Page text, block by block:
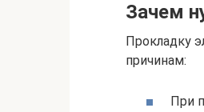
Зачем
Прокладку
причинам:
При